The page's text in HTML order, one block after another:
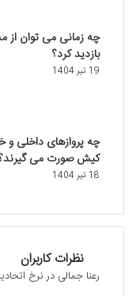
چه زمانی می توان از
بازدید کرد؟
19 تیر 1404
چه پروازهای داخلی و
کیش صورت می
18 تیر 1404
نظرات کاربران
رعنا جمالی درنرخ اتحادیه